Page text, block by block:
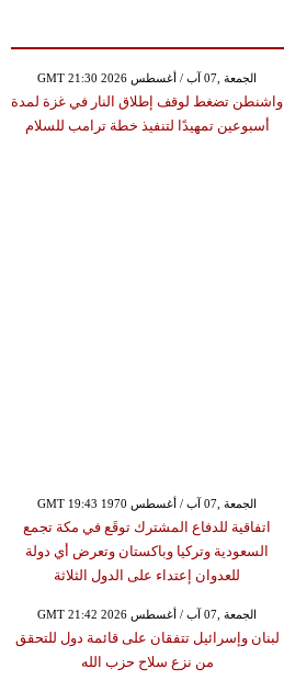
GMT 21:30 2026 الجمعة ,07 آب / أغسطس
واشنطن تضغط لوقف إطلاق النار في غزة لمدة
أسبوعين تمهيدًا لتنفيذ خطة ترامب للسلام
GMT 19:43 1970 الجمعة ,07 آب / أغسطس
اتفاقية للدفاع المشترك توقَع في مكة تجمع
السعودية وتركيا وباكستان وتعرض أي دولة
للعدوان إعتداء على الدول الثلاثة
GMT 21:42 2026 الجمعة ,07 آب / أغسطس
لبنان وإسرائيل تتفقان على قائمة دول للتحقق
من نزع سلاح حزب الله